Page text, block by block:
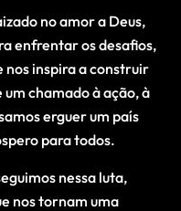
no amor a Deus,
enfrentar os desafios,
nos inspira a construir
chamado à ação, à
erguer um país
para todos.
nessa luta,
nos tornam uma